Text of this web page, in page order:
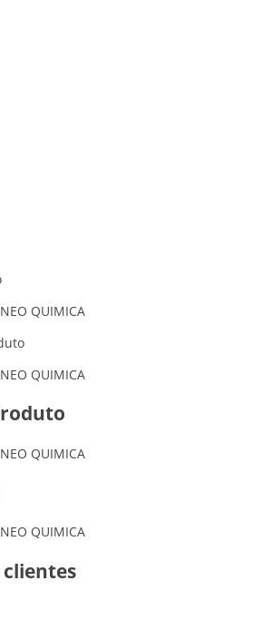
QUIMICA
QUIMICA
QUIMICA
QUIMICA
clientes